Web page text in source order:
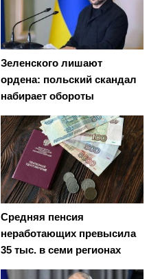
Зеленского лишают
ордена: польский скандал
набирает обороты
Средняя пенсия
неработающих превысила
35 тыс. в семи регионах